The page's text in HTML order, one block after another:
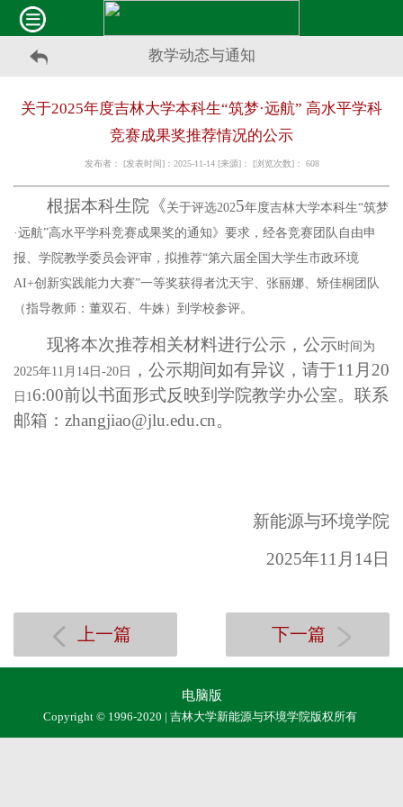
教学动态与通知
关于2025年度吉林大学本科生“筑梦·远航” 高水平学科
竞赛成果奖推荐情况的公示
发布者： [发表时间]：2025-11-14 [来源]： [浏览次数]： 608
根据本科生院《关于评选2025年度吉林大学本科生“筑梦
·远航”高水平学科竞赛成果奖的通知》要求，经各竞赛团队自由申
报、学院教学委员会评审，拟推荐“第六届全国大学生市政环境
AI+创新实践能力大赛”一等奖获得者沈天宇、张丽娜、矫佳桐团队
（指导教师：董双石、牛姝）到学校参评。
现将本次推荐相关材料进行公示，公示时间为
2025年11月14日-20日
，公示期间如有异议，请于11月20
日 16:00前以书面形式反映到学院教学办公室。联系
邮箱：zhangjiao@jlu.edu.cn。
新能源与环境学院
2025年11 月 14日
上一篇 下一篇
电脑版
Copyright © 1996-2020 | 吉林大学新能源与环境学院版权所有